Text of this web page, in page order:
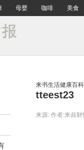
母婴 咖啡 美食
来书生活健康百科
tteest23
来源: 作者:来叔财